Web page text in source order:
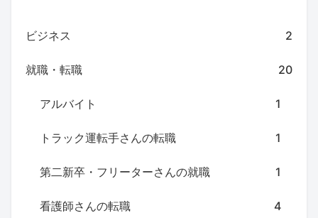
ビジネス 2
就職・転職 20
アルバイト 1
トラック運転手さんの転職 1
第二新卒・フリーターさんの就職 1
看護師さんの転職 4